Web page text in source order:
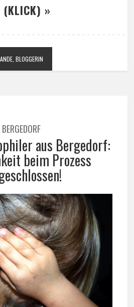
»
BLOGGERIN
BERGEDORF
aus Bergedorf:
beim Prozess